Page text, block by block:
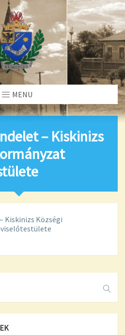
MENU
– Kiskinizs
Kiskinizs Községi